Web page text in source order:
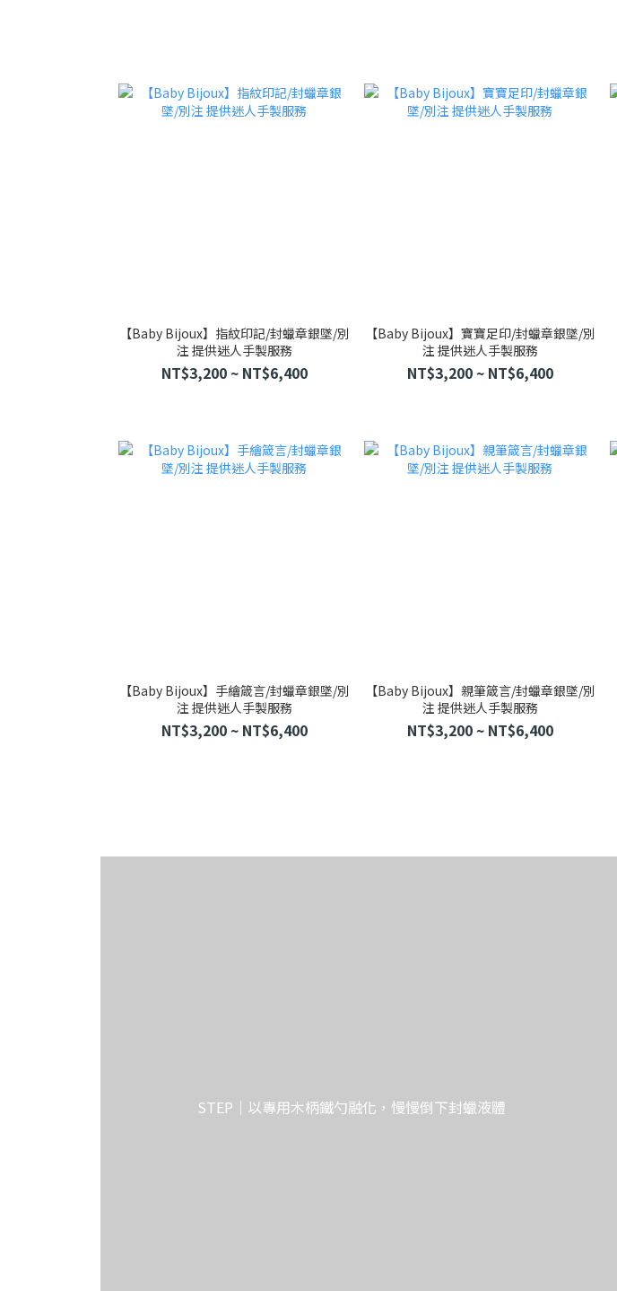
【Baby Bijoux】指紋印記/封蠟章銀墜/別
注 提供迷人手製服務
NT$3,200 ~ NT$6,400
【Baby Bijoux】寶寶足印/封蠟章銀墜/別
注 提供迷人手製服務
NT$3,200 ~ NT$6,400
【Baby Bijoux】手繪箴言/封蠟章銀墜/別
注 提供迷人手製服務
NT$3,200 ~ NT$6,400
【Baby Bijoux】親筆箴言/封蠟章銀墜/別
注 提供迷人手製服務
NT$3,200 ~ NT$6,400
STEP｜以專用木柄鐵勺融化，慢慢倒下封蠟液體